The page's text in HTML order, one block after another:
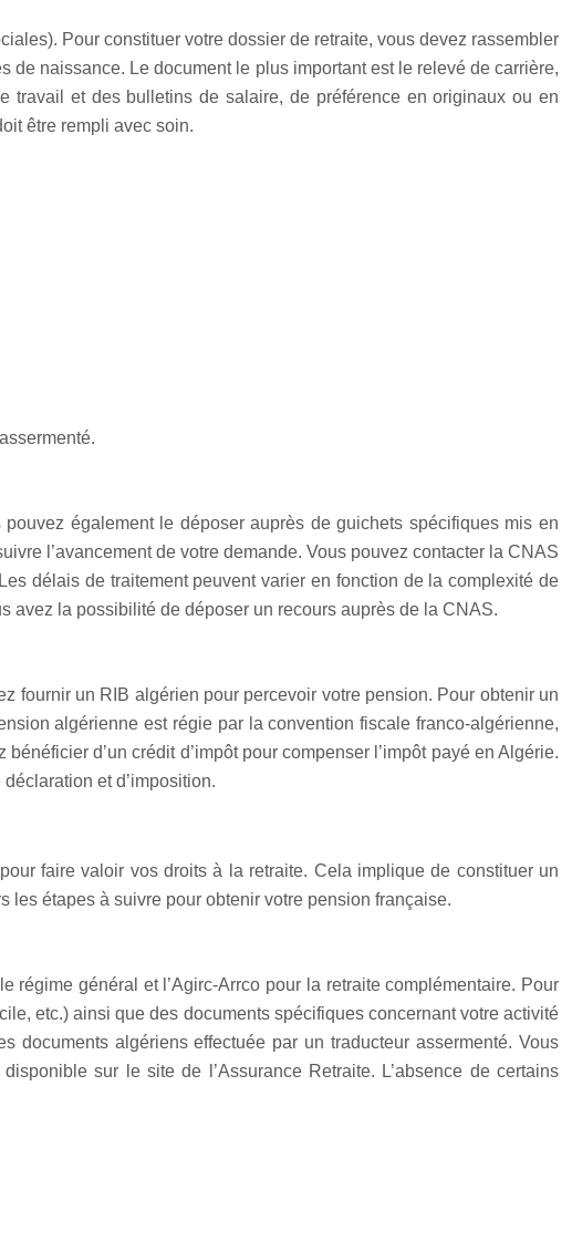
Pour constituer votre dossier de retraite, vous devez rassembler
de naissance. Le document le plus important est le relevé de carrière,
travail et des bulletins de salaire, de préférence en originaux ou en
être rempli avec soin.
également le déposer auprès de guichets spécifiques mis en
l’avancement de votre demande. Vous pouvez contacter la CNAS
délais de traitement peuvent varier en fonction de la complexité de
avez la possibilité de déposer un recours auprès de la CNAS.
fournir un RIB algérien pour percevoir votre pension. Pour obtenir un
algérienne est régie par la convention fiscale franco-algérienne,
d’un crédit d’impôt pour compenser l’impôt payé en Algérie.
et d’imposition.
faire valoir vos droits à la retraite. Cela implique de constituer un
les étapes à suivre pour obtenir votre pension française.
régime général et l’Agirc-Arrco pour la retraite complémentaire. Pour
etc.) ainsi que des documents spécifiques concernant votre activité
documents algériens effectuée par un traducteur assermenté. Vous
sur le site de l’Assurance Retraite. L’absence de certains